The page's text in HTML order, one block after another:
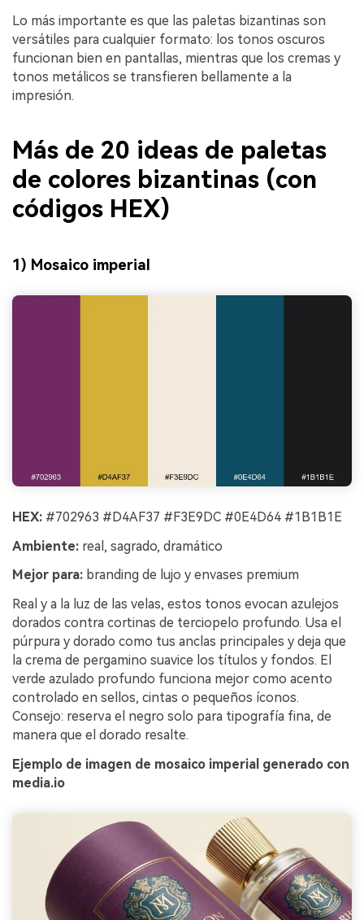
Lo más importante es que las paletas bizantinas son
versátiles para cualquier formato: los tonos oscuros
funcionan bien en pantallas, mientras que los cremas y
tonos metálicos se transfieren bellamente a la
impresión.
Más de 20 ideas de paletas
de colores bizantinas (con
códigos HEX)
1) Mosaico imperial
HEX: #702963 #D4AF37 #F3E9DC #0E4D64 #1B1B1E
Ambiente: real, sagrado, dramático
Mejor para: branding de lujo y envases premium
Real y a la luz de las velas, estos tonos evocan azulejos
dorados contra cortinas de terciopelo profundo. Usa el
púrpura y dorado como tus anclas principales y deja que
la crema de pergamino suavice los títulos y fondos. El
verde azulado profundo funciona mejor como acento
controlado en sellos, cintas o pequeños íconos.
Consejo: reserva el negro solo para tipografía fina, de
manera que el dorado resalte.
Ejemplo de imagen de mosaico imperial generado con
media.io